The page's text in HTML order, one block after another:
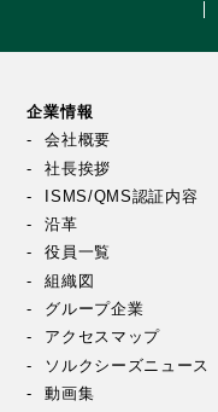
企業情報
会社概要
社長挨拶
ISMS/QMS認証内容
沿革
役員一覧
組織図
グループ企業
アクセスマップ
ソルクシーズニュース
動画集